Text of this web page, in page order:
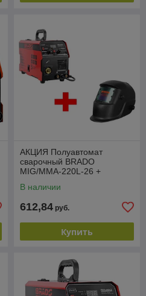
АКЦИЯ Полуавтомат
сварочный BRADO
MIG/MMA-220L-26 +
302B в ПОДАРОК
В наличии
612,84 руб.
Купить